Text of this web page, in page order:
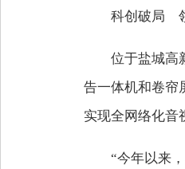
科创破局
位于盐城高
告一体机和卷帘
实现全网络化音
“今年以来